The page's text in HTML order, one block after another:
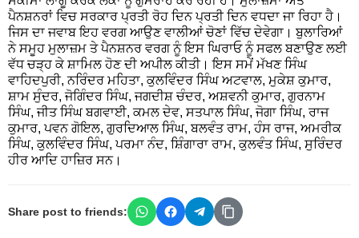
ਪੈਨਸ਼ਨਰਾਂ ਵਿਚ ਸਰਕਾਰ ਪ੍ਰਤੀ ਰੋਹ ਦਿਨ ਪ੍ਰਤੀ ਦਿਨ ਵਧਦਾ ਜਾ ਰਿਹਾ ਹੈ।
ਜਿਸ ਦਾ ਜਵਾਬ ਇਹ ਵਰਗ ਆਉਣ ਵਾਲੀਆਂ ਚੋਣਾਂ ਵਿੱਚ ਦੇਵੇਗਾ। ਬੁਲਾਰਿਆਂ
ਨੇ ਸਮੂਹ ਮੁਲਾਜ਼ਮ ਤੇ ਪੈਨਸ਼ਨਰ ਵਰਗ ਨੂੰ ਇਸ ਘਿਰਾਓ ਨੂੰ ਸਫਲ ਬਣਾਉਣ ਲਈ
ਵੱਧ ਚੜ੍ਹ ਕੇ ਸ਼ਾਮਿਲ ਹੋਣ ਦੀ ਅਪੀਲ ਕੀਤੀ। ਇਸ ਸਮੇਂ ਮੱਖਣ ਸਿੰਘ
ਵਾਹਿਦਪੁਰੀ, ਨਰਿੰਦਰ ਮਹਿਤਾ, ਕੁਲਵਿੰਦਰ ਸਿੰਘ ਅਟਵਾਲ, ਮੁਕੇਸ਼ ਕੁਮਾਰ,
ਸ਼ਾਮ ਸੁੰਦਰ, ਜੋਗਿੰਦਰ ਸਿੰਘ, ਜਗਦੀਸ਼ ਚੰਦਰ, ਅਸ਼ਵਨੀ ਕੁਮਾਰ, ਗੁਰਨਾਮ
ਸਿੰਘ, ਜੀਤ ਸਿੰਘ ਬਗਵਾਈ, ਕਮਲ ਦੇਵ, ਸਤਪਾਲ ਸਿੰਘ, ਜੋਗਾ ਸਿੰਘ, ਰਾਜ
ਕੁਮਾਰ, ਪਵਨ ਗੋਇਲ, ਗੁਰਦਿਆਲ ਸਿੰਘ, ਬਲਵੰਤ ਰਾਮ, ਹੰਸ ਰਾਜ, ਅਮਰੀਕ
ਸਿੰਘ, ਕੁਲਵਿੰਦਰ ਸਿੰਘ, ਪਰਮਾ ਨੰਦ, ਸ਼ਿੰਗਾਰਾ ਰਾਮ, ਕੁਲਵੰਤ ਸਿੰਘ, ਸੁਰਿੰਦਰ
ਹੀਰ ਆਦਿ ਹਾਜ਼ਿਰ ਸਨ।
Share post to friends: